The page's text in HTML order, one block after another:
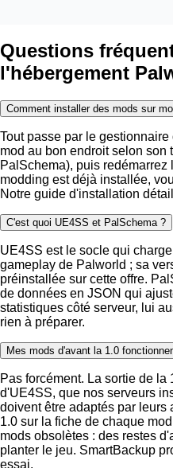
Questions
l'hébergement
Comment installer des mods sur
Tout passe par le
mod au bon endroit selon son
PalSchema), puis
modding est déjà installée,
Notre guide d'installation
C'est quoi UE4SS et PalSchema ?
UE4SS est le socle qui
gameplay de Palworld ; sa
préinstallée sur cette offre.
de données en JSON qui
statistiques côté serveur, lui
rien à préparer.
Mes mods d'avant la 1.0
Pas forcément. La sortie de
d'UE4SS, que nos serveurs
doivent être adaptés par
1.0 sur la fiche de chaque
mods obsolètes : des restes
planter le jeu. SmartBackup
essai.